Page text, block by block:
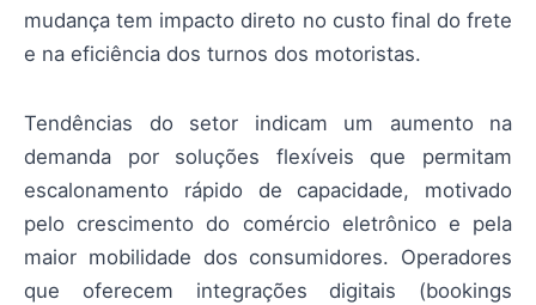
mudança tem impacto direto no custo final do frete
e na eficiência dos turnos dos motoristas.
Tendências do setor indicam um aumento na
demanda por soluções flexíveis que permitam
escalonamento rápido de capacidade, motivado
pelo crescimento do comércio eletrônico e pela
maior mobilidade dos consumidores. Operadores
que oferecem integrações digitais (bookings